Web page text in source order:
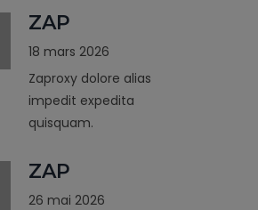
ZAP
18 mars 2026
Zaproxy dolore alias
impedit expedita
quisquam.
ZAP
26 mai 2026